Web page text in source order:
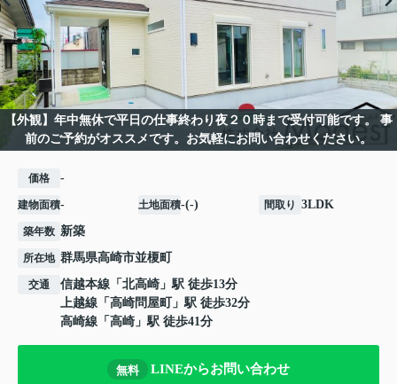
【外観】年中無休で平日の仕事終わり夜２０時まで受付可能です。 事
前のご予約がオススメです。お気軽にお問い合わせください。
価格 -
建物面積- 土地面積-(-) 間取り 3LDK
築年数 新築
所在地 群馬県高崎市並榎町
交通 信越本線 「 北高崎 」駅 徒歩13分
上越線 「 高崎問屋町
」駅 徒歩32分
高崎線 「 高崎 」駅 徒歩41分
無料 LINEからお問い合わせ